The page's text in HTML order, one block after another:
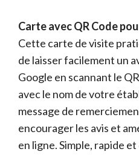
Carte avec QR Code
Cette carte de visite
de laisser facilement un
Google en scannant le
avec le nom de votre
message de
encourager les avis et
en ligne. Simple, rapide